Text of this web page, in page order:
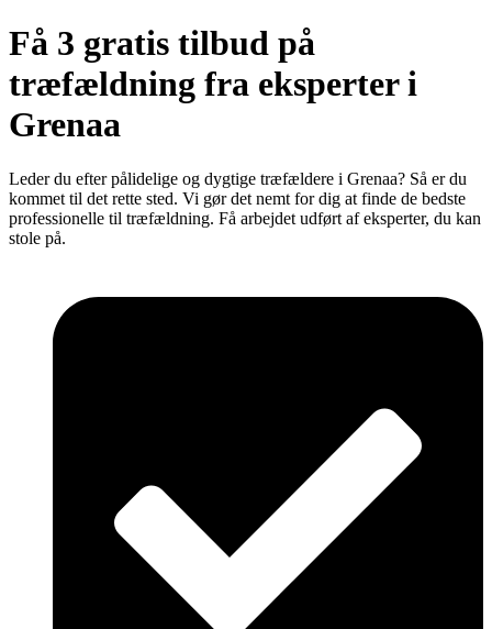
Få 3 gratis tilbud på
træfældning fra eksperter i
Grenaa
Leder du efter pålidelige og dygtige træfældere i Grenaa? Så er du
kommet til det rette sted. Vi gør det nemt for dig at finde de bedste
professionelle til træfældning. Få arbejdet udført af eksperter, du kan
stole på.